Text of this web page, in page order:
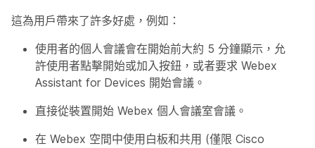
這為用戶帶來了許多好處，例如：
使用者的個人會議會在開始前大約 5 分鐘顯示，允
許使用者點擊開始或加入按鈕，或者要求 Webex
Assistant for Devices 開始會議。
直接從裝置開始 Webex 個人會議室會議。
在 Webex 空間中使用白板和共用 (僅限 Cisco